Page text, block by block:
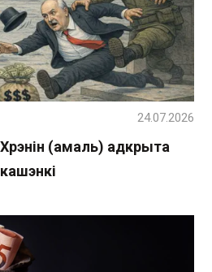
(амаль) адкрыта
24.07.2026